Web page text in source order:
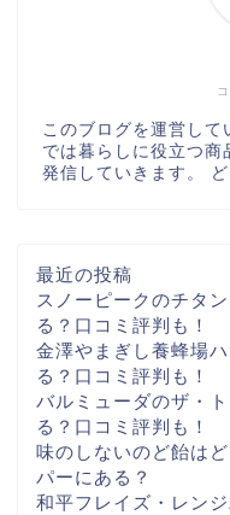
このブログを運営し
では暮らしに役立つ商
発信していきます。
最近の投稿
スノーピークのチタ
る？口コミ評判も！
金澤やまぎし養蜂場
る？口コミ評判も！
バルミューダのザ・
る？口コミ評判も！
味のしないのど飴は
パーにある？
和平フレイズ・レン